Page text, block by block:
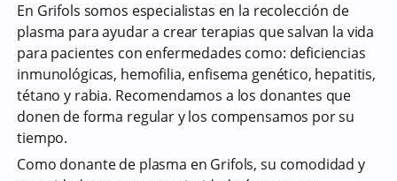
En Grifols somos especialistas en la recolección de
plasma para ayudar a crear terapias que salvan la vida
para pacientes con enfermedades como: deficiencias
inmunológicas, hemofilia, enfisema genético, hepatitis,
tétano y rabia. Recomendamos a los donantes que
donen de forma regular y los compensamos por su
tiempo.
Como donante de plasma en Grifols, su comodidad y